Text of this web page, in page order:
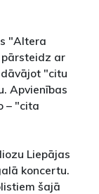
"Altera
ar
"citu
Apvienības
– "cita
Liepājas
koncertu.
šajā